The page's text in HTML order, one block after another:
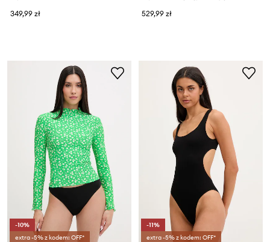
349,99 zł
529,99 zł
-10%
extra -5% z kodem: OFF*
-11%
extra -5% z kodem: OFF*